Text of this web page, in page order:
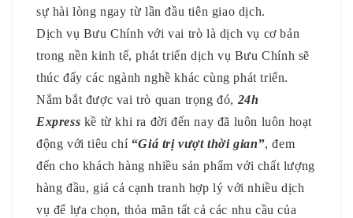
sự hài lòng ngay từ lần đầu tiên giao dịch.
Dịch vụ Bưu Chính với vai trò là dịch vụ cơ bản
trong nền kinh tế, phát triển dịch vụ Bưu Chính sẽ
thúc đẩy các ngành nghề khác cùng phát triển.
Nắm bắt được vai trò quan trọng đó, 24h
Express kề từ khi ra đời đến nay đã luôn luôn hoạt
động với tiêu chí “Giá trị vượt thời gian”, đem
đến cho khách hàng nhiều sản phẩm với chất lượng
hàng đầu, giá cả cạnh tranh hợp lý với nhiều dịch
vụ để lựa chọn, thỏa mãn tất cả các nhu cầu của